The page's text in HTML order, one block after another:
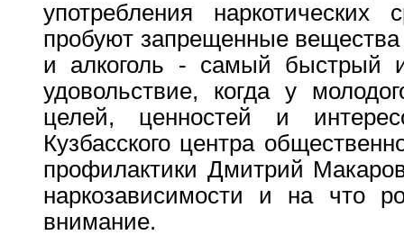
употребления наркотических
пробуют запрещенные
и алкоголь - самый быстрый
удовольствие, когда у
целей, ценностей и
Кузбасского центра
профилактики Дмитрий
наркозависимости и на что
внимание.